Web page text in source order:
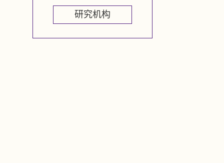
研究机构